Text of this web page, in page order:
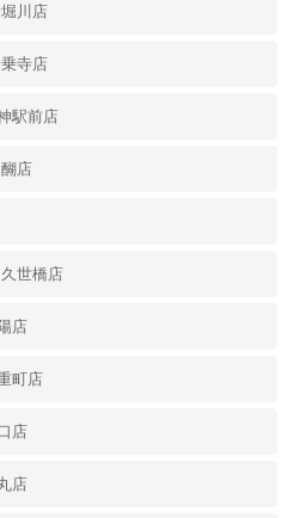
川店
寺店
駅前店
店
世橋店
店
町店
店
店